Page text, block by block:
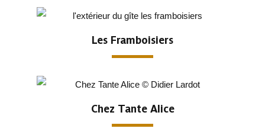
Les Framboisiers
Chez Tante Alice